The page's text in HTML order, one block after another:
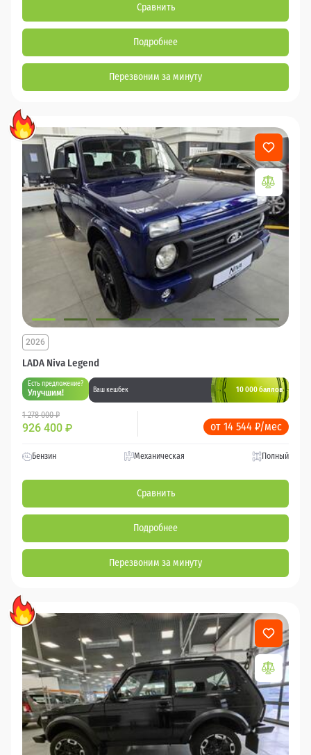
Сравнить
Подробнее
Перезвоним за минуту
LADA Niva Legend
2026
Есть предложение?
Улучшим! Ваш кешбек 10 000 баллов
1 278 000 ₽
926 400 ₽ от 14 544 ₽/мес
Бензин Механическая Полный
Сравнить
Подробнее
Перезвоним за минуту